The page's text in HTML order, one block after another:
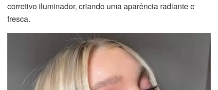
corretivo iluminador, criando uma aparência radiante e
fresca.